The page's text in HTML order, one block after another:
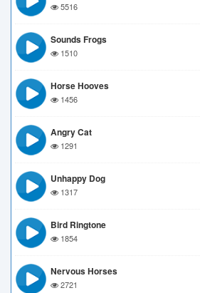
5516
Sounds Frogs
1510
Horse Hooves
1456
Angry Cat
1291
Unhappy Dog
1317
Bird Ringtone
1854
Nervous Horses
2721